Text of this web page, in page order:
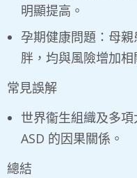
明顯提高。
孕期健康問題：母
胖，均與風險增加相
常見誤解
世界衞生組織及多
ASD 的因果關係。
總結